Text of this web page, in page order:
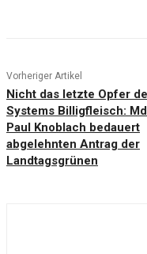
Vorheriger Artikel
Nicht das letzte Opfer
Systems Billigfleisch:
Paul Knoblach bedauert
abgelehnten Antrag der
Landtagsgrünen